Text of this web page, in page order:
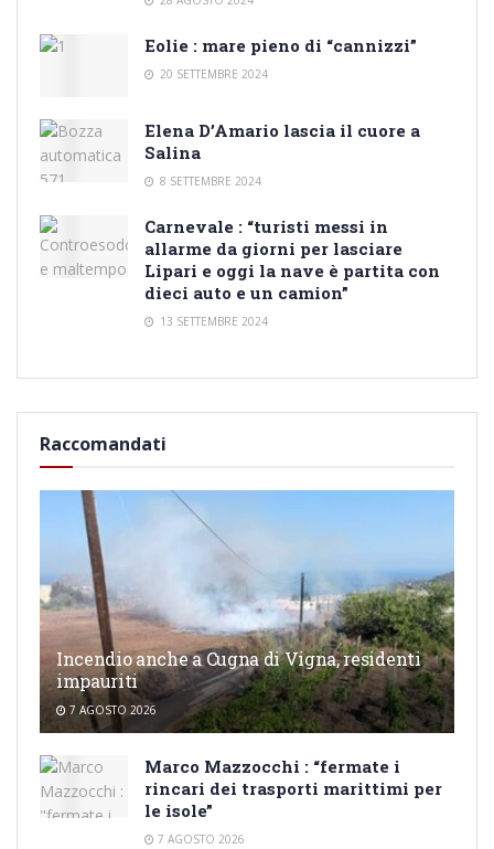
Eolie : mare pieno di “cannizzi”
20 SETTEMBRE 2024
Elena D’Amario lascia il cuore a
Salina
8 SETTEMBRE 2024
Carnevale : “turisti messi in
allarme da giorni per lasciare
Lipari e oggi la nave è partita con
dieci auto e un camion”
13 SETTEMBRE 2024
Raccomandati
Incendio anche a Cugna di Vigna, residenti
impauriti
7 AGOSTO 2026
Marco Mazzocchi : “fermate i
rincari dei trasporti marittimi per
le isole”
7 AGOSTO 2026